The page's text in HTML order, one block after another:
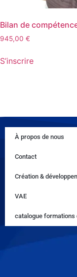
Bilan de
945,00 €
S’inscrire
À propos de nous
Contact
Création &
VAE
catalogue formations